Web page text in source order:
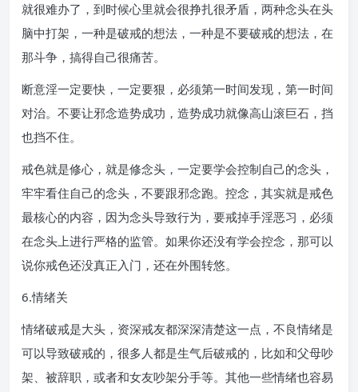
就很难办了，到时候心里就会很挣扎很矛盾，两种念头在头
脑中打架，一种是破戒的想法，一种是不要破戒的想法，在
那斗争，搞得自己很痛苦。
断意淫一定要快，一定要狠，必须第一时间发现，第一时间
对治。不要让邪念造势成功，造势成功就像高山滚巨石，挡
也挡不住。
戒色就是修心，就是修念头，一定要学会控制自己的念头，
牢牢看住自己的念头，不要跟邪念跑。控念，其实就是戒色
最核心的内容，因为念头导致行为，要戒掉手淫恶习，必须
在念头上进行严格的监管。如果你还没有学会控念，那可以
说你戒色还没真正入门，还在外围转悠。
6.情绪关
情绪破戒是大头，资深戒友都深深清楚这一点，不良情绪是
可以导致破戒的，很多人都是生气后破戒的，比如和父母吵
架、被辞职，或者和女友吵架分手等。其他一些情绪也容易